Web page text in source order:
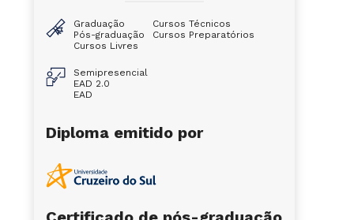
Graduação
Pós-graduação
Cursos Livres
Cursos Técnicos
Cursos Preparatórios
Semipresencial
EAD 2.0
EAD
Diploma emitido por